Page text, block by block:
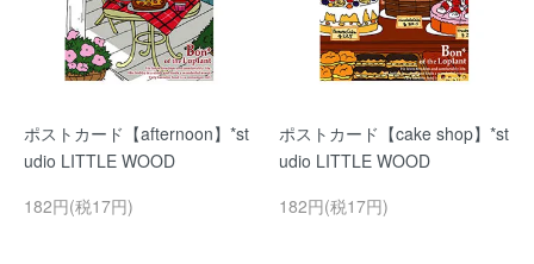
ポストカード【afternoon】*st
udio LITTLE WOOD
182円(税17円)
ポストカード【cake shop】*st
udio LITTLE WOOD
182円(税17円)